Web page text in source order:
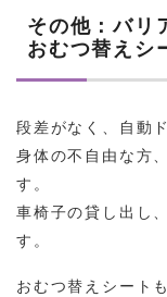
その他：バリ
おむつ替えシ
段差がなく、自動
身体の不自由な方
す。
車椅子の貸し出し
す。
おむつ替えシート